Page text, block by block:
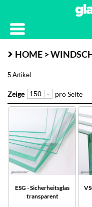
HOME >
5 Artikel
Zeige pro Seite
ESG - Sicherheitsglas
transparent